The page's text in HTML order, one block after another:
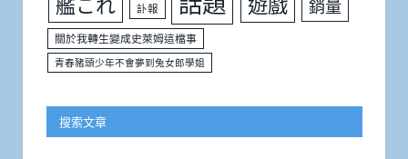
訃報 銷量
關於我轉生變成史萊姆這檔事
青春豬頭少年不會夢到兔女郎學姐
搜索文章